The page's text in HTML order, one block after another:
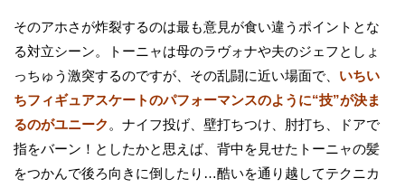
そのアホさが炸裂するのは最も意見が食い違うポイントとな
る対立シーン。トーニャは母のラヴォナや夫のジェフとしょ
っちゅう激突するのですが、その乱闘に近い場面で、 いちい
ちフィギュアスケートのパフォーマンスのように“技”が決ま
るのがユニーク 。ナイフ投げ、壁打ちつけ、肘打ち、ドアで
指をバーン！としたかと思えば、背中を見せたトーニャの髪
をつかんで後ろ向きに倒したり…酷いを通り越してテクニカ